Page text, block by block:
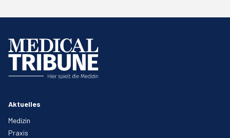
Aktuelles
Medizin
Praxis